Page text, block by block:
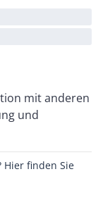
mit anderen
und
Hier finden Sie